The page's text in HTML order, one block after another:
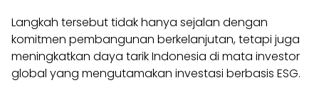
Langkah tersebut tidak hanya sejalan dengan
komitmen pembangunan berkelanjutan, tetapi juga
meningkatkan daya tarik Indonesia di mata investor
global yang mengutamakan investasi berbasis ESG.